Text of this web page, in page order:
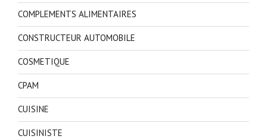
COMPLEMENTS ALIMENTAIRES
CONSTRUCTEUR AUTOMOBILE
COSMETIQUE
CPAM
CUISINE
CUISINISTE